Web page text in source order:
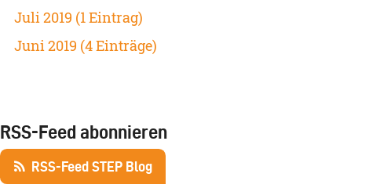
Juli 2019 (1 Eintrag)
Juni 2019 (4 Einträge)
RSS-Feed abonnieren
RSS-Feed STEP Blog